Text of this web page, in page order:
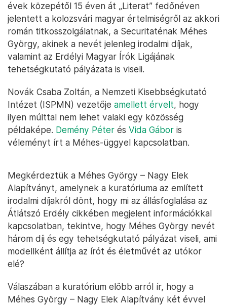
évek közepétől 15 éven át „Literat” fedőnéven
jelentett a kolozsvári magyar értelmiségről az akkori
román titkosszolgálatnak, a Securitaténak Méhes
György, akinek a nevét jelenleg irodalmi díjak,
valamint az Erdélyi Magyar Írók Ligájának
tehetségkutató pályázata is viseli.
Novák Csaba Zoltán, a Nemzeti Kisebbségkutató
Intézet (ISPMN) vezetője amellett érvelt, hogy
ilyen múlttal nem lehet valaki egy közösség
példaképe. Demény Péter és Vida Gábor is
véleményt írt a Méhes-üggyel kapcsolatban.
Megkérdeztük a Méhes György – Nagy Elek
Alapítványt, amelynek a kuratóriuma az említett
irodalmi díjakról dönt, hogy mi az állásfoglalása az
Átlátszó Erdély cikkében megjelent információkkal
kapcsolatban, tekintve, hogy Méhes György nevét
három díj és egy tehetségkutató pályázat viseli, ami
modellként állítja az írót és életművét az utókor
elé?
Válaszában a kuratórium előbb arról ír, hogy a
Méhes György – Nagy Elek Alapítvány két évvel